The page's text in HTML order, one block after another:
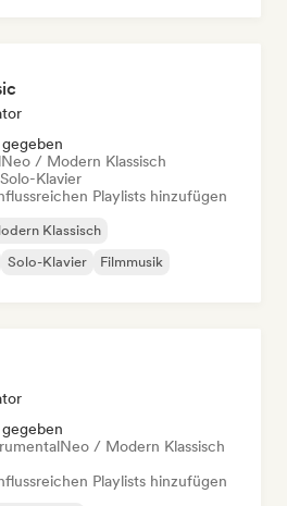
Neo / Modern Klassisch
Solo-Klavier
Playlists hinzufügen
Klassisch
Solo-Klavier Filmmusik
Neo / Modern Klassisch
Playlists hinzufügen